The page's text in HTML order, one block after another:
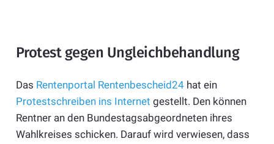
Protest gegen Ungleichbehandlung
Das Rentenportal Rentenbescheid24hat ein
Protestschreiben ins Internet gestellt. Den können
Rentner an den Bundestagsabgeordneten ihres
Wahlkreises schicken. Darauf wird verwiesen, dass